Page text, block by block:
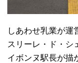
しあわせ乳業が運
スリーレ・ド・シ
イボンヌ駅長が描